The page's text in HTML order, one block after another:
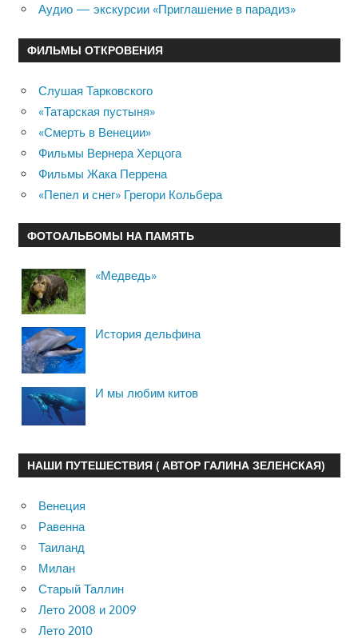
Аудио — экскурсии «Приглашение в парадиз»
ФИЛЬМЫ ОТКРОВЕНИЯ
Слушая Тарковского
«Татарская пустыня»
«Смерть в Венеции»
Фильмы Вернера Херцога
Фильмы Жака Перрена
«Пепел и снег» Грегори Кольбера
ФОТОАЛЬБОМЫ НА ПАМЯТЬ
«Медведь»
История дельфина
И мы любим китов
НАШИ ПУТЕШЕСТВИЯ ( АВТОР ГАЛИНА ЗЕЛЕНСКАЯ)
Венеция
Равенна
Таиланд
Милан
Старый Таллин
Лето 2008 и 2009
Лето 2010